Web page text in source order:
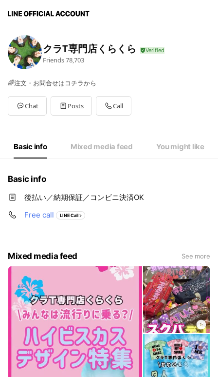
クラT専門店くらくら
Friends78,703
🌈注文・お問合せはコチラから
Chat Posts Call
Basic info Mixed media feed You might like
Basic info
後払い／納期保証／コンビニ決済OK
Free call
LINE Call
Mixed media feed See more